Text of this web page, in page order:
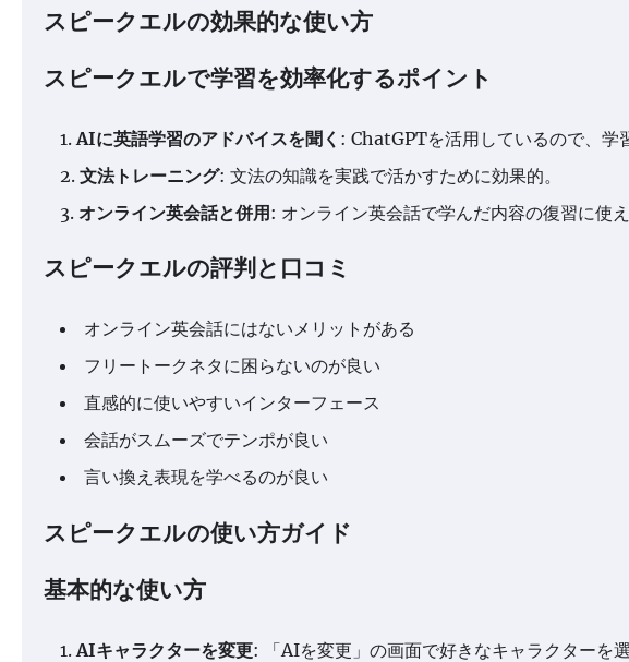
スピークエルの効果的な使い方
スピークエルで学習を効率化するポイント
AIに英語学習のアドバイスを聞く : ChatGPTを活用しているので、学
文法トレーニング: 文法の知識を実践で活かすために効果的。
オンライン英会話と併用: オンライン英会話で学んだ内容の復習に使え
スピークエルの評判と口コミ
オンライン英会話にはないメリットがある
フリートークネタに困らないのが良い
直感的に使いやすいインターフェース
会話がスムーズでテンポが良い
言い換え表現を学べるのが良い
スピークエルの使い方ガイド
基本的な使い方
AIキャラクターを変更: 「AIを変更」の画面で好きなキャラクターを選